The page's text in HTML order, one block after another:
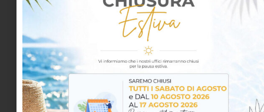
Designo Finestra per tetti R8
1.100,93€ – 5.415,34
La finestra a vasistas-bilico Roto Designo R8
rappresenta il top di gamma per comfort e
funzionalità, grazie alla doppia modalità di apertura